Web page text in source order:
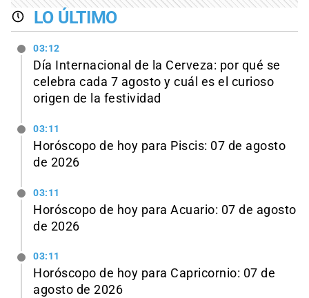
LO ÚLTIMO
03:12
Día Internacional de la Cerveza: por qué se
celebra cada 7 agosto y cuál es el curioso
origen de la festividad
03:11
Horóscopo de hoy para Piscis: 07 de agosto
de 2026
03:11
Horóscopo de hoy para Acuario: 07 de agosto
de 2026
03:11
Horóscopo de hoy para Capricornio: 07 de
agosto de 2026